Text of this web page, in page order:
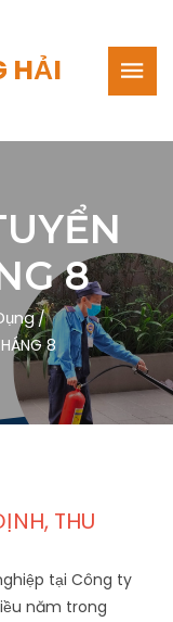
HẢI
8
8
THU
tại Công ty
năm trong